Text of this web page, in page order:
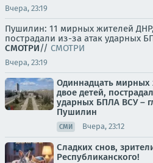
Вчера, 23:19
Пушилин: 11 мирных жителей
пострадали из-за атак ударных
СМОТРИ// СМОТРИ
Вчера, 23:19
Одиннадцать мирных
двое детей,
ударных БПЛА ВСУ –
Пушилин
СМИ Вчера, 23:12
Сладких снов,
Республиканского!